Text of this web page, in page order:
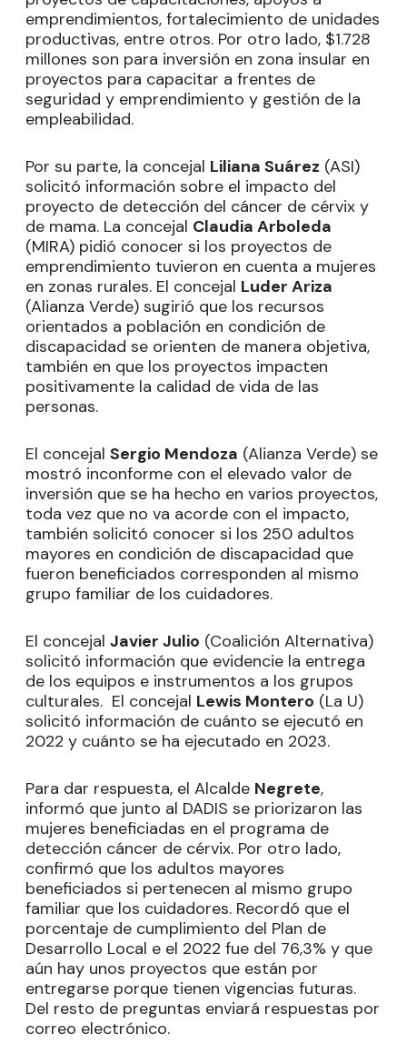
emprendimientos, fortalecimiento de unidades
productivas, entre otros. Por otro lado, $1.728
millones son para inversión en zona insular en
proyectos para capacitar a frentes de
seguridad y emprendimiento y gestión de la
empleabilidad.
Por su parte, la concejal Liliana Suárez (ASI)
solicitó información sobre el impacto del
proyecto de detección del cáncer de cérvix y
de mama. La concejal Claudia Arboleda
(MIRA) pidió conocer si los proyectos de
emprendimiento tuvieron en cuenta a mujeres
en zonas rurales. El concejal Luder Ariza
(Alianza Verde) sugirió que los recursos
orientados a población en condición de
discapacidad se orienten de manera objetiva,
también en que los proyectos impacten
positivamente la calidad de vida de las
personas.
El concejal Sergio Mendoza (Alianza Verde) se
mostró inconforme con el elevado valor de
inversión que se ha hecho en varios proyectos,
toda vez que no va acorde con el impacto,
también solicitó conocer si los 250 adultos
mayores en condición de discapacidad que
fueron beneficiados corresponden al mismo
grupo familiar de los cuidadores.
El concejal Javier Julio (Coalición Alternativa)
solicitó información que evidencie la entrega
de los equipos e instrumentos a los grupos
culturales. El concejal Lewis Montero (La U)
solicitó información de cuánto se ejecutó en
2022 y cuánto se ha ejecutado en 2023.
Para dar respuesta, el Alcalde Negrete,
informó que junto al DADIS se priorizaron las
mujeres beneficiadas en el programa de
detección cáncer de cérvix. Por otro lado,
confirmó que los adultos mayores
beneficiados si pertenecen al mismo grupo
familiar que los cuidadores. Recordó que el
porcentaje de cumplimiento del Plan de
Desarrollo Local e el 2022 fue del 76,3% y que
aún hay unos proyectos que están por
entregarse porque tienen vigencias futuras.
Del resto de preguntas enviará respuestas por
correo electrónico.